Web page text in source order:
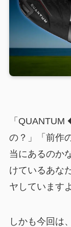
「
の？」「前作
当にあるのか
けているあな
ヤしています
しかも今回